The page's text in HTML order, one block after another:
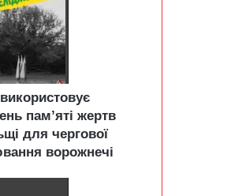
пам’яті жертв
для чергової
ворожнечі